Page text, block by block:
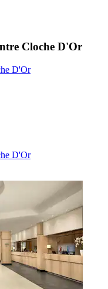
Cloche D'Or
D'Or
D'Or